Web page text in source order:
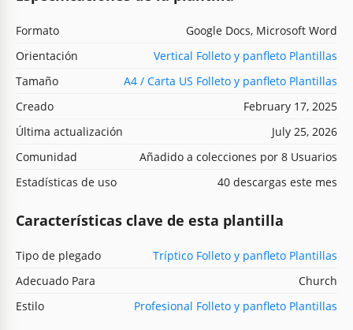
Formato
Google Docs, Microsoft Word
Orientación
Vertical Folleto y panfleto Plantillas
Tamaño
A4 / Carta US Folleto y panfleto Plantillas
Creado
February 17, 2025
Última actualización
July 25, 2026
Comunidad
Añadido a colecciones por 8 Usuarios
Estadísticas de uso
40 descargas este mes
Características clave de esta plantilla
Tipo de plegado
Tríptico Folleto y panfleto Plantillas
Adecuado Para
Church
Estilo
Profesional Folleto y panfleto Plantillas